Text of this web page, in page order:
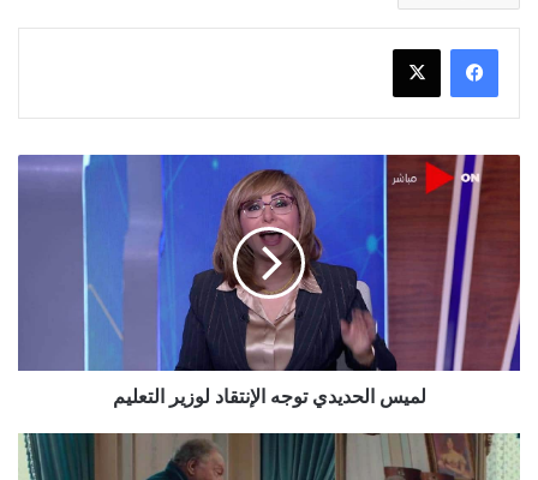
لميس
الحديدي
التعليم
لميس الحديدي توجه الإنتقاد لوزير التعليم
هالة
فاخر